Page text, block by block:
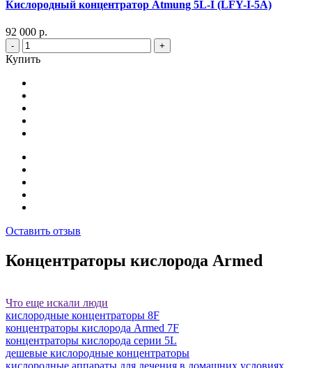
Кислородный концентратор Atmung 5L-I (LFY-I-5A)
92 000 р.
- +
Купить
Оставить отзыв
Концентраторы кислорода Armed
Что еще искали люди
кислородные концентраторы 8F
концентраторы кислорода Armed 7F
концентраторы кислорода серии 5L
дешевые кислородные концентраторы
кислородные аппараты для лечения в домашних условиях